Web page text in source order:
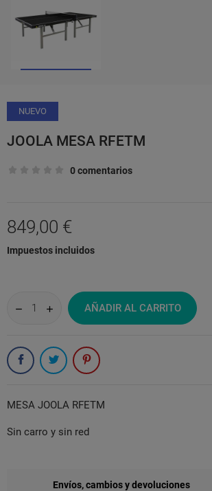
NUEVO
JOOLA MESA RFETM
0 comentarios
849,00 €
Impuestos incluidos
AÑADIR AL CARRITO
MESA JOOLA RFETM
Sin carro y sin red
Envíos, cambios y devoluciones